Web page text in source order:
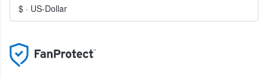
$ · US-Dollar